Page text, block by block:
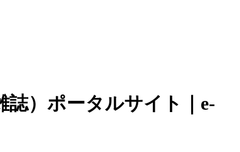
誌）ポータルサイト｜e-